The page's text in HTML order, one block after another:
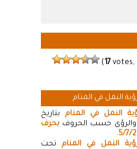
( 17 votes,
النمل في المنام
النمل في المنام بتاريخ
والرؤى حسب الحروف بحرف
5/7/
.
النمل في المنامتحت